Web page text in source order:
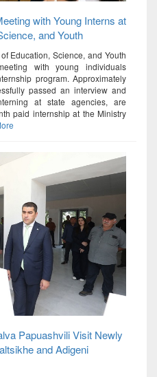
with Young Interns at
and Youth
Education, Science, and Youth
with young individuals
program. Approximately
passed an interview and
at state agencies, are
paid internship at the Ministry
Papuashvili Visit Newly
and Adigeni